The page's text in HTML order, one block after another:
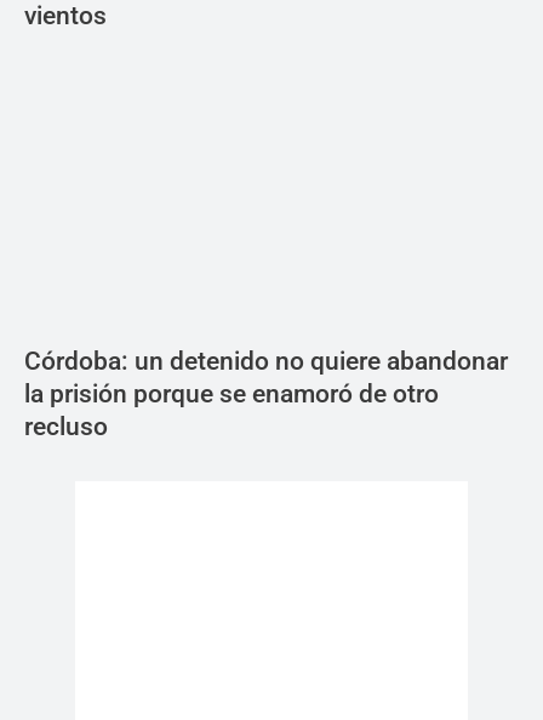
vientos
Córdoba: un detenido no quiere abandonar
la prisión porque se enamoró de otro
recluso